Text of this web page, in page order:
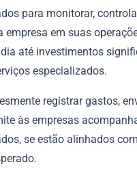
para monitorar,
empresa em suas
até investimentos
especializados.
registrar gastos,
às empresas
se estão alinhados